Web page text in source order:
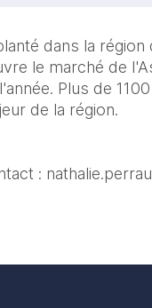
dans la région
le marché de
Plus de
de la région.
: